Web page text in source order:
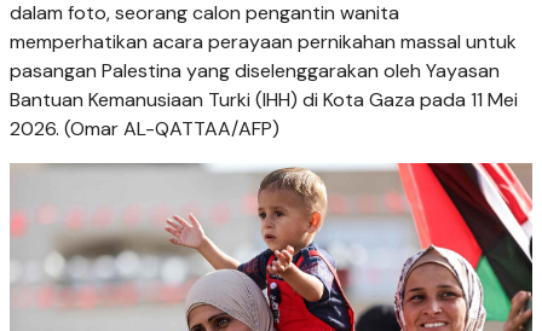
dalam foto, seorang calon pengantin wanita
memperhatikan acara perayaan pernikahan massal untuk
pasangan Palestina yang diselenggarakan oleh Yayasan
Bantuan Kemanusiaan Turki (IHH) di Kota Gaza pada 11 Mei
2026. (Omar AL-QATTAA/AFP)